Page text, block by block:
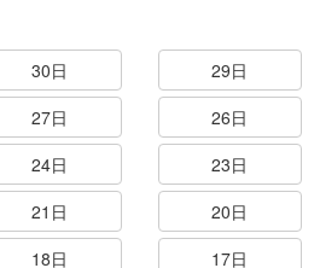
30日
29日
27日
26日
24日
23日
21日
20日
18日
17日